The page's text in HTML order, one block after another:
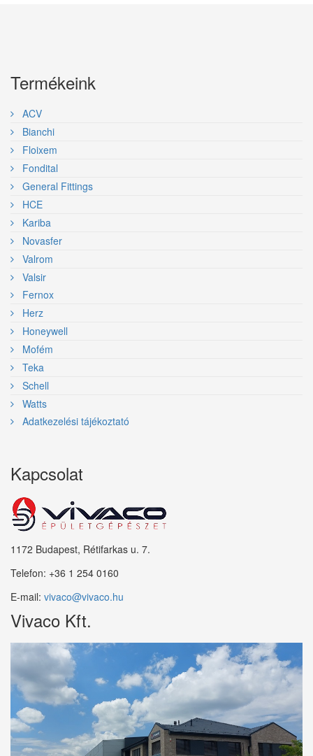
Termékeink
ACV
Bianchi
Floixem
Fondital
General Fittings
HCE
Kariba
Novasfer
Valrom
Valsir
Fernox
Herz
Honeywell
Mofém
Teka
Schell
Watts
Adatkezelési tájékoztató
Kapcsolat
1172 Budapest, Rétifarkas u. 7.
Telefon: +36 1 254 0160
E-mail: vivaco@vivaco.hu
Vivaco Kft.